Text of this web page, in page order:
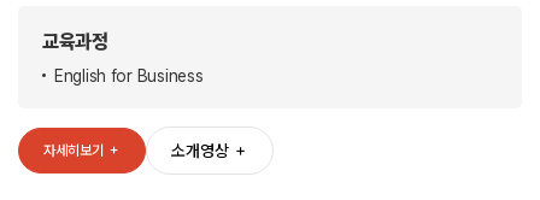
교육과정
English for Business
자세히보기 ＋ 소개영상 ＋